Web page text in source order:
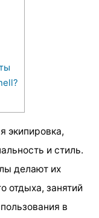
экипировка,
и стиль.
делают их
отдыха, занятий
в